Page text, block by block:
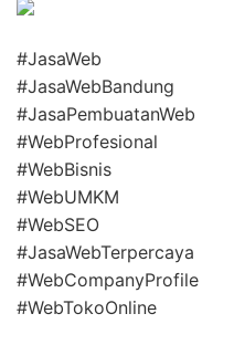
#JasaWeb
#JasaWebBandung
#JasaPembuatanWeb
#WebProfesional
#WebBisnis
#WebUMKM
#WebSEO
#JasaWebTerpercaya
#WebCompanyProfile
#WebTokoOnline